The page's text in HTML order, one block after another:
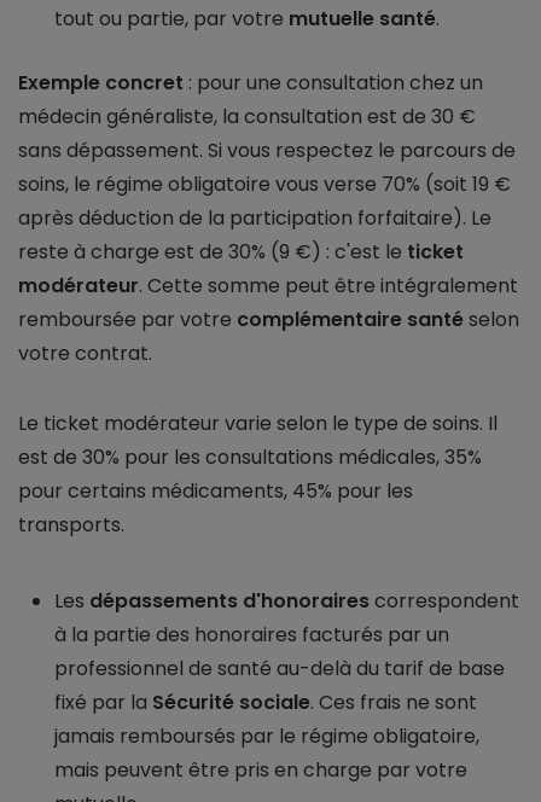
tout ou partie, par votre mutuelle santé.
Exemple concret : pour une consultation chez un
médecin généraliste, la consultation est de 30 €
sans dépassement. Si vous respectez le parcours de
soins, le régime obligatoire vous verse 70% (soit 19 €
après déduction de la participation forfaitaire). Le
reste à charge est de 30% (9 €) : c'est le ticket
modérateur. Cette somme peut être intégralement
remboursée par votre complémentaire santéselon
votre contrat.
Le ticket modérateur varie selon le type de soins. Il
est de 30% pour les consultations médicales, 35%
pour certains médicaments, 45% pour les
transports.
Les dépassements d'honorairescorrespondent
à la partie des honoraires facturés par un
professionnel de santé au-delà du tarif de base
fixé par la Sécurité sociale. Ces frais ne sont
jamais remboursés par le régime obligatoire,
mais peuvent être pris en charge par votre